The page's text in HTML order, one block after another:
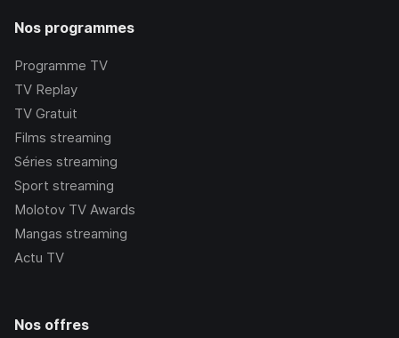
Nos programmes
Programme TV
TV Replay
TV Gratuit
Films streaming
Séries streaming
Sport streaming
Molotov TV Awards
Mangas streaming
Actu TV
Nos offres